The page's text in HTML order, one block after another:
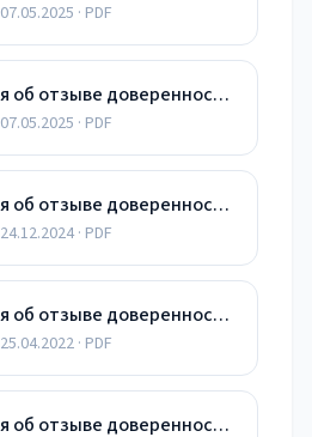
07.05.2025 · PDF
Информация об отзыве доверенности от 07.05.25
07.05.2025 · PDF
Информация об отзыве доверенности от 24.12.24
24.12.2024 · PDF
Информация об отзыве доверенностей от 25.04.22
25.04.2022 · PDF
Информация об отзыве доверенностей от 10.12.20